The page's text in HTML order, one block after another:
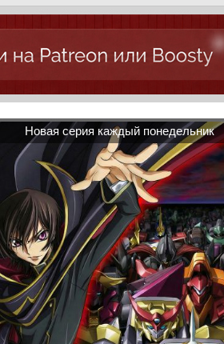
Новая серия каждый понедельник